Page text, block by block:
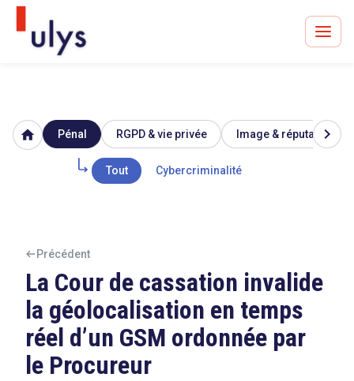
Avocats à Paris & Bruxelles
Leader en droit de l'innovation depuis 30 ans
Tout sur le RGPD
home Pénal RGPD & vie privée Image & réputation
Tout Cybercriminalité
chevron_right
Précédent
La Cour de cassation invalide
la géolocalisation en temps
réel d’un GSM ordonnée par
le Procureur